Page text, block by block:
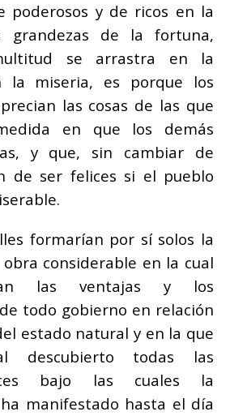
poderosos y de ricos en la
grandezas de la fortuna,
se arrastra en la
la miseria, es porque los
las cosas de las que
en que los demás
y que, sin cambiar de
de ser felices si el pueblo
formarían por sí solos la
considerable en la cual
las ventajas y los
todo gobierno en relación
estado natural y en la que
descubierto todas las
bajo las cuales la
manifestado hasta el día